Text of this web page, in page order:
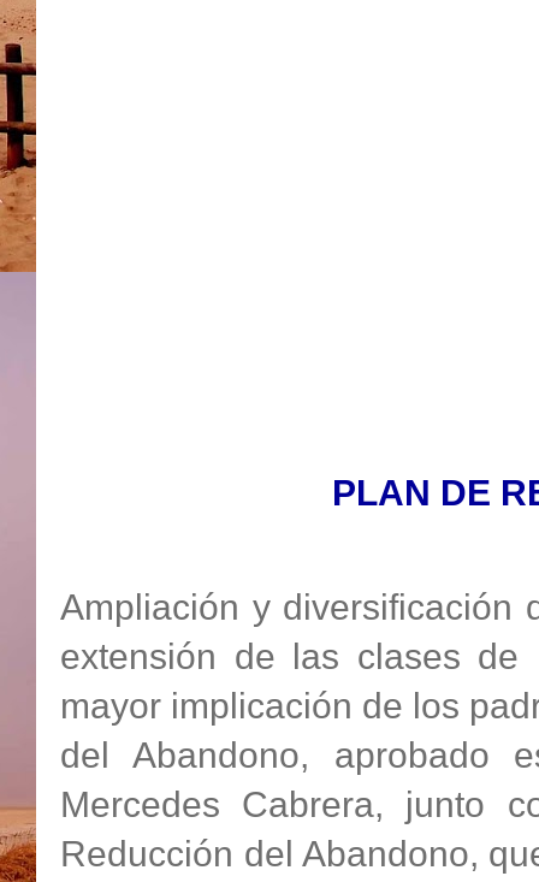
PLAN DE
Ampliación y diversificación
extensión de las clases
mayor implicación de los
del Abandono, aprobado
Mercedes Cabrera, junto
Reducción del Abandono,